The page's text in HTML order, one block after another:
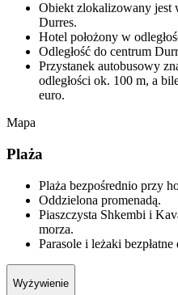
Obiekt zlokalizowany jest
Durres.
Hotel położony w
Odległość do centrum
Przystanek autobusowy
odległości ok. 100 m, a
euro.
Mapa
Plaża
Plaża bezpośrednio przy
Oddzielona promenadą.
Piaszczysta Shkembi i
morza.
Parasole i leżaki
Wyżywienie